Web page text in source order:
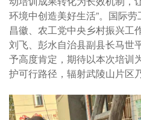
环境中创造美好生活”。国际
昌徽、农工党中央乡村振兴工
刘飞、彭水自治县副县长马世
予高度肯定，期待以本次培训
护可行路径，辐射武陵山片区